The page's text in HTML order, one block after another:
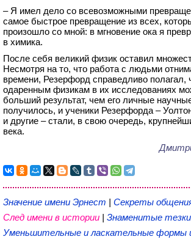
– Я имел дело со всевозможными
самое быстрое превращение из всех,
произошло со мной: в мгновение ока я
в химика.
После себя великий физик оставил
Несмотря на то, что работа с людьми
времени, Резерфорд справедливо полагал,
одаренным физикам в их исследованиях
больший результат, чем его личные
получилось, и ученики Резерфорда –
и другие – стали, в свою очередь,
века.
Значение имени Эрнест | Секреты
След имени в истории | Знаменитые тезки
Уменьшительные и ласкательные формы